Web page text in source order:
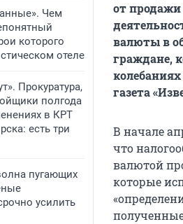
Чем
которого
отеле
Прокуратура,
полгода
в КРТ
есть три
пугающих
усилить
от
валюты в
граждане,
газета
В начале
что
валютой
которые